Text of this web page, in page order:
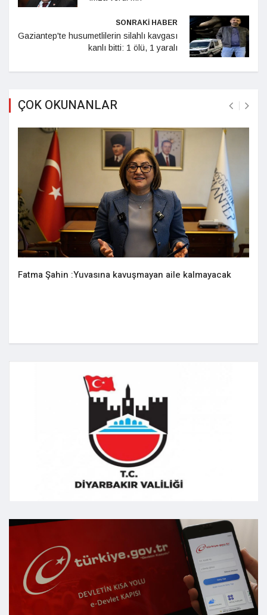
SONRAKİ HABER
Gaziantep'te husumetlilerin silahlı kavgası
kanlı bitti: 1 ölü, 1 yaralı
ÇOK OKUNANLAR
Fatma Şahin :Yuvasına kavuşmayan aile kalmayacak